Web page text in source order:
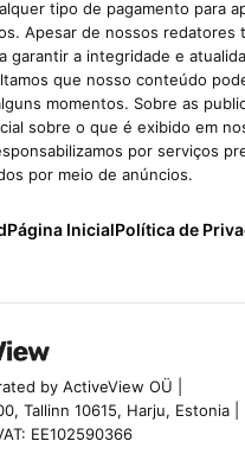
tipo de pagamento para
Apesar de nossos redatores
garantir a integridade e
que nosso conteúdo
momentos. Sobre as
sobre o que é exibido em
por serviços
por meio de anúncios.
Página InicialPolítica de
by ActiveView OÜ |
Tallinn 10615, Harju, Estonia |
EE102590366